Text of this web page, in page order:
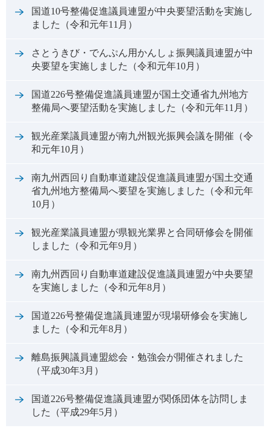
国道10号整備促進議員連盟が中央要望活動を実施し
ました（令和元年11月）
さとうきび・でんぷん用かんしょ振興議員連盟が中
央要望を実施しました（令和元年10月）
国道226号整備促進議員連盟が国土交通省九州地方
整備局へ要望活動を実施しました（令和元年11月）
観光産業議員連盟が南九州観光振興会議を開催（令
和元年10月）
南九州西回り自動車道建設促進議員連盟が国土交通
省九州地方整備局へ要望を実施しました（令和元年
10月）
観光産業議員連盟が県観光業界と合同研修会を開催
しました（令和元年9月）
南九州西回り自動車道建設促進議員連盟が中央要望
を実施しました（令和元年8月）
国道226号整備促進議員連盟が現場研修会を実施し
ました（令和元年8月）
離島振興議員連盟総会・勉強会が開催されました
（平成30年3月）
国道226号整備促進議員連盟が関係団体を訪問しま
した（平成29年5月）